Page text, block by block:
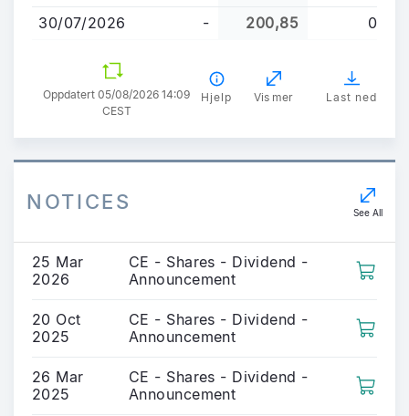
30/07/2026
- 200,85 0
Oppdatert 05/08/2026 14:09
CEST
Hjelp Vis mer Last ned
NOTICES See All
25 Mar
2026
CE - Shares - Dividend -
Announcement
20 Oct
2025
CE - Shares - Dividend -
Announcement
26 Mar
2025
CE - Shares - Dividend -
Announcement